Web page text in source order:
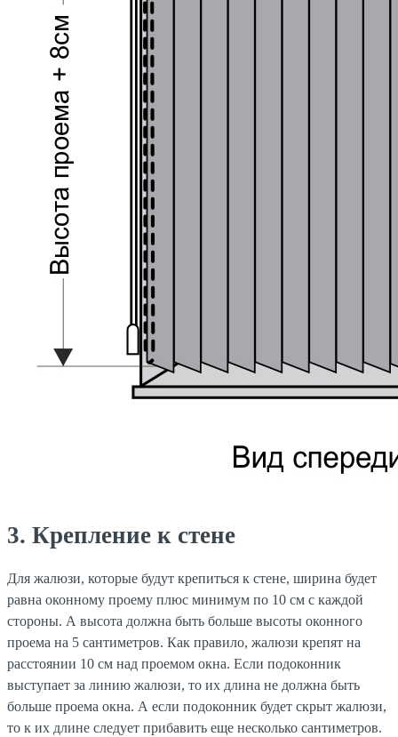
3. Крепление к стене
Для жалюзи, которые будут крепиться к стене, ширина будет
равна оконному проему плюс минимум по 10 см с каждой
стороны. А высота должна быть больше высоты оконного
проема на 5 сантиметров. Как правило, жалюзи крепят на
расстоянии 10 см над проемом окна. Если подоконник
выступает за линию жалюзи, то их длина не должна быть
больше проема окна. А если подоконник будет скрыт жалюзи,
то к их длине следует прибавить еще несколько сантиметров.